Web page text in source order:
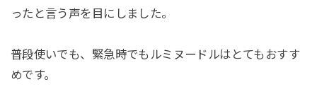
ったと言う声を目にしました。
普段使いでも、緊急時でもルミヌードルはとてもおすす
めです。